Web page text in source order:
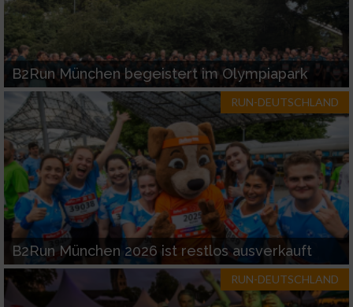
B2Run München begeistert im Olympiapark
RUN-DEUTSCHLAND
B2Run München 2026 ist restlos ausverkauft
RUN-DEUTSCHLAND